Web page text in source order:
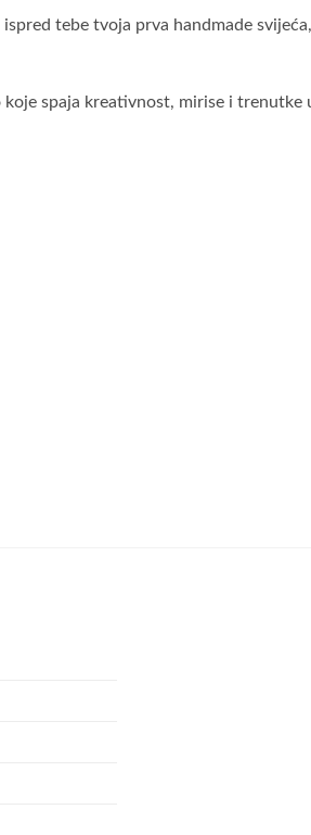
tebe tvoja prva handmade
koje spaja kreativnost, mirise i trenutke